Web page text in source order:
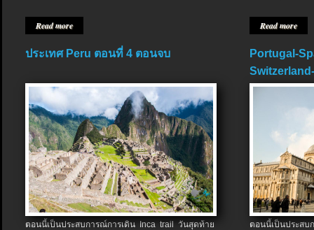
Read more Read more
ประเทศ Peru ตอนที่ 4 ตอนจบ
ตอนนี้เป็นประสบการณ์การเดิน Inca trail วันสุดท้าย
Portugal-
ตอนนี้เป็นประส